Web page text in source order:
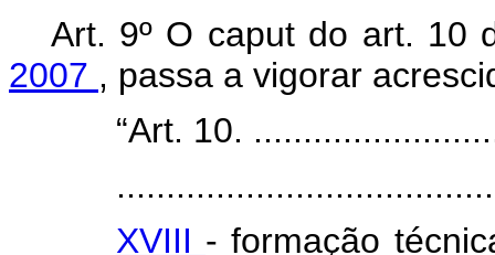
Art. 9º O caput do art. 10
2007 , passa a vigorar
“Art. 10.
XVIII - formação